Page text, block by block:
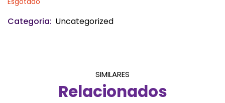
Categoria: Uncategorized
SIMILARES
Relacionados